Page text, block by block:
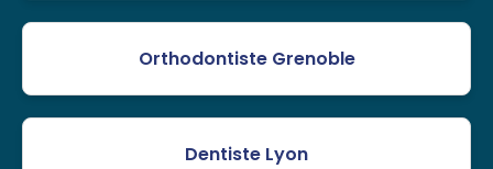
Orthodontiste Grenoble
Dentiste Lyon